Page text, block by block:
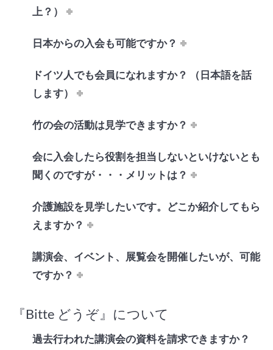
上？）
日本からの入会も可能ですか？
ドイツ人でも会員になれますか？ （日本語を話
します）
竹の会の活動は見学できますか？
会に入会したら役割を担当しないといけないとも
聞くのですが・・・メリットは？
介護施設を見学したいです。どこか紹介してもら
えますか？
講演会、イベント、展覧会を開催したいが、可能
ですか？
『Bitte どうぞ』について
過去行われた講演会の資料を請求できますか？